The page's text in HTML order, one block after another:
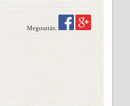
Megosztás: